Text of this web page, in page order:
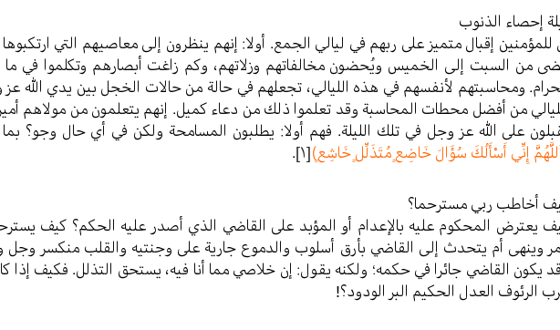
إحصاء الذنوب
للمؤمنين إقبال متميز على ربهم في ليالي الجمع. أولا: إنهم ينظرون إلى معاصيهم التي
من السبت إلى الخميس ويُحضون مخالفاتهم وزلاتهم، وكم زاغت أبصارهم وتكلموا في ما
ومحاسبتهم لأنفسهم في هذه الليالي، تجعلهم في حالة من حالات الخجل بين يدي الله
من أفضل محطات المحاسبة وقد تعلموا ذلك من دعاء كميل. إنهم يتعلمون من مولاهم
على الله عز وجل في تلك الليلة. فهم أولا: يطلبون المسامحة ولكن في أي حال وجو؟
إِنِّي أَسْأَلُكَ سُؤَالَ خَاضِعٍ مُتَذَلِّلٍ خَاشِعٍ)[١] .
أخاطب ربي مسترحما؟
يعترض المحكوم عليه بالإعدام أو المؤبد على القاضي الذي أصدر عليه الحكم؟ كيف
وينهى أم يتحدث إلى القاضي بأرق أسلوب والدموع جارية على وجنتيه والقلب منكسر وجل
يكون القاضي جائرا في حكمه؛ ولكنه يقول: إن خلاصي مما أنا فيه، يستحق التذلل. فكيف إذا
الرئوف العدل الحكيم البر الودود؟!